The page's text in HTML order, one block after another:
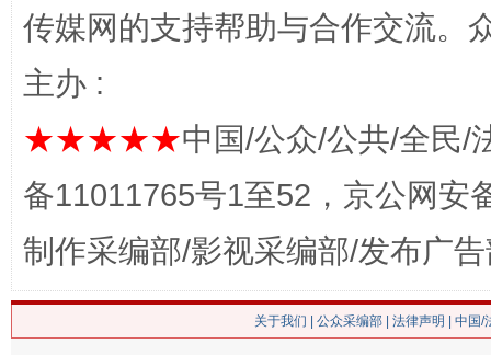
魏明
生
传媒网的支持帮助与合作交流。
主办 :
★★★★★中国/公众/公共/全民/
备11011765号1至52，京公网安
制作采编部/影视采编部/发布广
关于我们 公众采编部 法律声明 | 中国